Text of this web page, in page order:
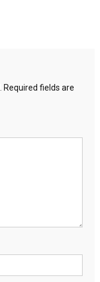
Required fields are